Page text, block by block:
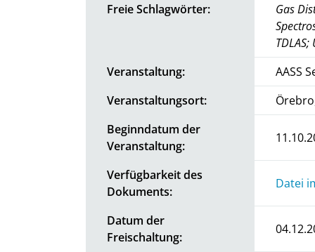
Freie Schlagwörter:
Gas
TDLAS;
Veranstaltung:
AASS
Veranstaltungsort:
Beginndatum der
Veranstaltung:
Verfügbarkeit des
Dokuments:
Datei
Datum der
Freischaltung: